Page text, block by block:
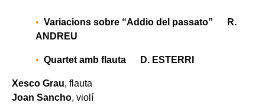
Variacions sobre “Addio del passato” R.
ANDREU
Quartet amb flauta D. ESTERRI
Xesco Grau, flauta
Joan Sancho, violí